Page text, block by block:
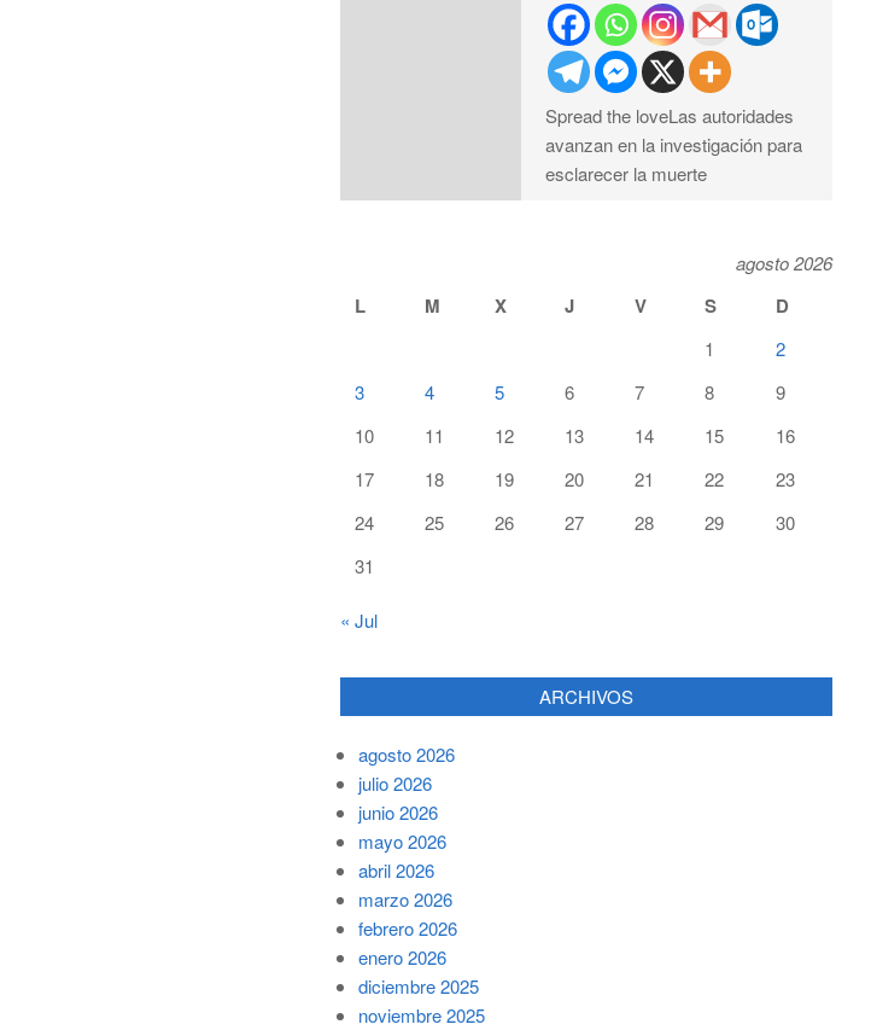
Spread the loveLas autoridades
avanzan en la investigación para
esclarecer la muerte
agosto 2026
L M X J V S D
1
2
3
4 5 6 7 8
9
10
11 12 13 14 15
16
17
18 19 20 21 22
23
24
25 26 27 28 29
30
31
« Jul
ARCHIVOS
agosto 2026
julio 2026
junio 2026
mayo 2026
abril 2026
marzo 2026
febrero 2026
enero 2026
diciembre 2025
noviembre 2025